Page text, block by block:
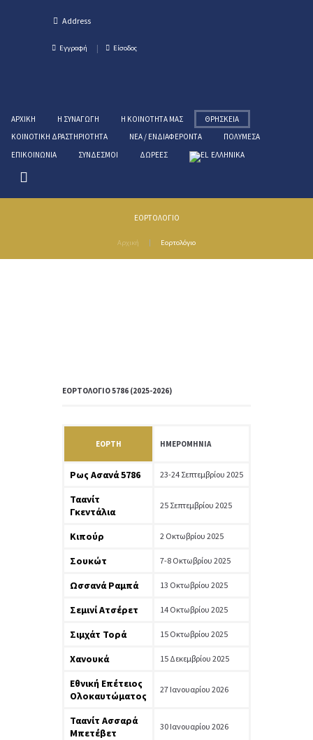
Εγγραφή Είσοδος
ΑΡΧΙΚΉ Η ΣΥΝΑΓΩΓΉ Η ΚΟΙΝΌΤΗΤΑ ΜΑΣ
ΘΡΗΣΚΕΊΑ
ΚΟΙΝΟΤΙΚΉ ΔΡΑΣΤΗΡΙΌΤΗΤΑ
ΝΈΑ / ΕΝΔΙΑΦΈΡΟΝΤΑ
ΠΟΛΥΜΈΣΑ
ΕΠΙΚΟΙΝΩΝΊΑ
ΣΎΝΔΕΣΜΟΙ ΔΩΡΕΈΣ ΕΛΛΗΝΙΚΑ
ΕΟΡΤΟΛΌΓΙΟ
Αρχική Εορτολόγιο
ΕΟΡΤΟΛΟΓΙΟ 5786 (2025-2026)
ΕΟΡΤΉ ΗΜΕΡΟΜΗΝΊΑ
Ρως Ασανά 5786 23-24 Σεπτεμβρίου 2025
Ταανίτ
Γκεντάλια
25 Σεπτεμβρίου 2025
Κιπούρ 2 Οκτωβρίου 2025
Σουκώτ 7-8 Οκτωβρίου 2025
Ωσσανά Ραμπά 13 Οκτωβρίου 2025
Σεμινί Ατσέρετ 14 Οκτωβρίου 2025
Σιμχάτ Τορά 15 Οκτωβρίου 2025
Χανουκά 15 Δεκεμβρίου 2025
Εθνική Επέτειος
Ολοκαυτώματος
27 Ιανουαρίου 2026
Ταανίτ Ασσαρά
Μπετέβετ
30 Ιανουαρίου 2026